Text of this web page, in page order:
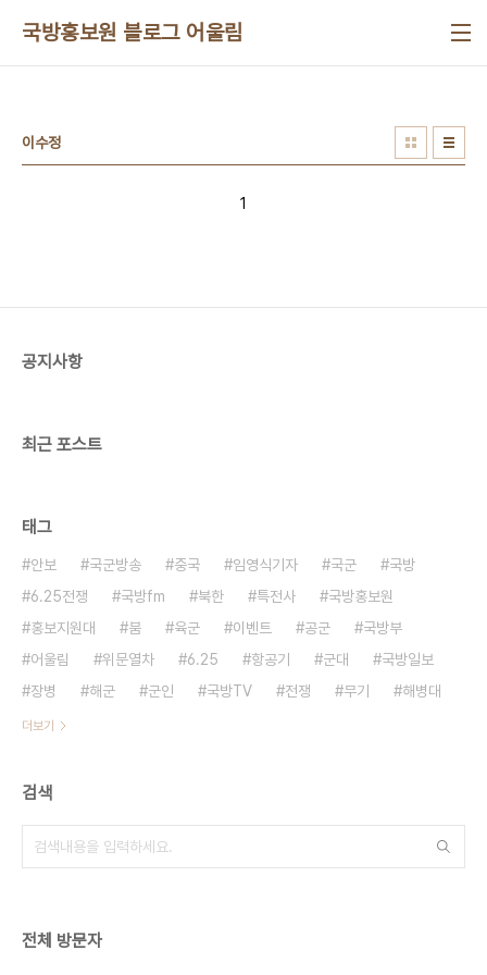
국방홍보원 블로그 어울림
이수정
1
공지사항
최근 포스트
태그
안보 국군방송 중국 임영식기자 국군
국방
6.25전쟁
국방fm 북한 특전사
국방홍보원
홍보지원대
붐 육군 이벤트 공군
국방부
어울림
위문열차 6.25 항공기 군대
국방일보
장병
해군 군인 국방TV 전쟁 무기 해병대
더보기
검색
전체 방문자